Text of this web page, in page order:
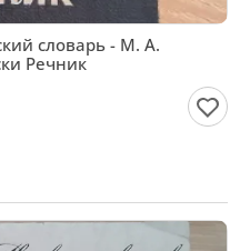
словарь - М. А.
Речник